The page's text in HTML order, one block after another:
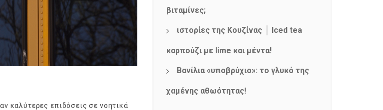
καλύτερες επιδόσεις σε νοητικά
βιταμίνες;
ιστορίες της Κουζίνας │ Iced tea
καρπούζι με lime και μέντα!
Βανίλια «υποβρύχιο»: το γλυκό της
χαμένης αθωότητας!